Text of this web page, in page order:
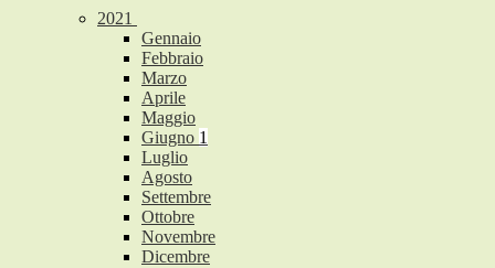
2021
Gennaio
Febbraio
Marzo
Aprile
Maggio
Giugno 1
Luglio
Agosto
Settembre
Ottobre
Novembre
Dicembre